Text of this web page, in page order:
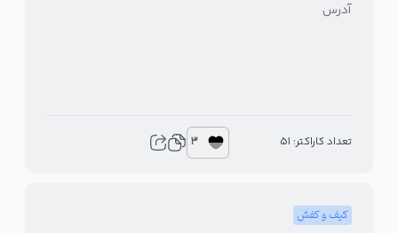
آدرس
تعداد کاراکتر: 51 3
کیف و کفش